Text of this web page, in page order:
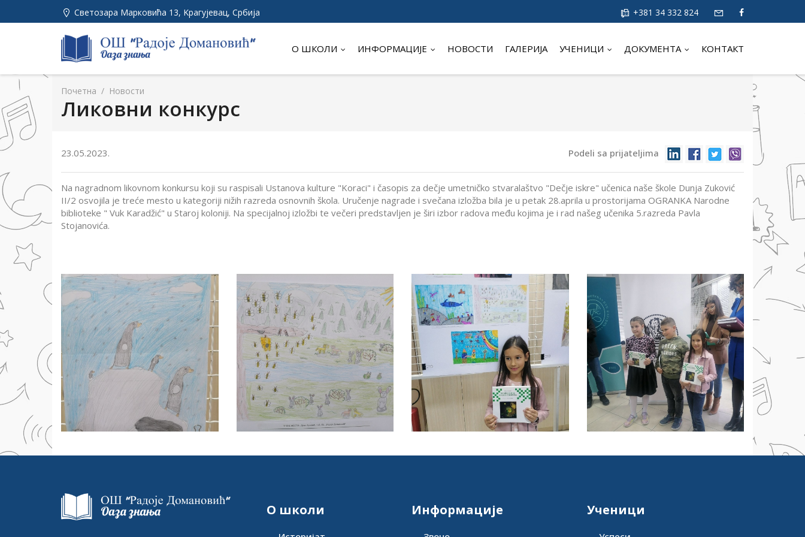
Светозара Марковића 13, Kрагујевац, Србија +381 34 332 824
О ШКОЛИ ИНФОРМАЦИЈЕ НОВОСТИ ГАЛЕРИЈА УЧЕНИЦИ ДОКУМЕНТА КОНТАКТ
Почетна / Новости
Ликовни конкурс
23.05.2023. Podeli sa prijateljima
Na nagradnom likovnom konkursu koji su raspisali Ustanova kulture "Koraci" i časopis za dečje umetničko stvaralaštvo "Dečje iskre" učenica naše škole Dunja Zuković
II/2 osvojila je treće mesto u kategoriji nižih razreda osnovnih škola. Uručenje nagrade i svečana izložba bila je u petak 28.aprila u prostorijama OGRANKA Narodne
biblioteke " Vuk Karadžić" u Staroj koloniji. Na specijalnoj izložbi te večeri predstavljen je širi izbor radova među kojima je i rad našeg učenika 5.razreda Pavla
Stojanovića.
О школи Информације Ученици